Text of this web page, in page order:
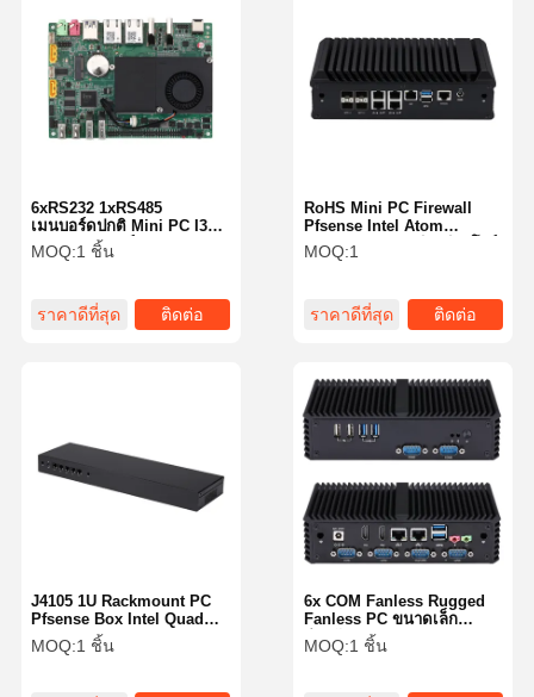
RoHS Mini PC Firewall
Pfsense Intel Atom
C3758R 5 X 2.5 กิกะบิท โปร์
LAN RoHS
MOQ:1
ราคาดีที่สุด ติดต่อ
6xRS232 1xRS485
เมนบอร์ดปกติ Mini PC I3
5005U เมนบอร์ด
อุตสาหกรรม
MOQ:1 ชิ้น
ราคาดีที่สุด ติดต่อ
6x COM Fanless Rugged
Fanless PC ขนาดเล็ก
สำหรับอุตสาหกรรม Intel I5
4200U Dual LAN
MOQ:1 ชิ้น
J4105 1U Rackmount PC
Pfsense Box Intel Quad
Core 5 x 2.5GbE LAN
Server
MOQ:1 ชิ้น